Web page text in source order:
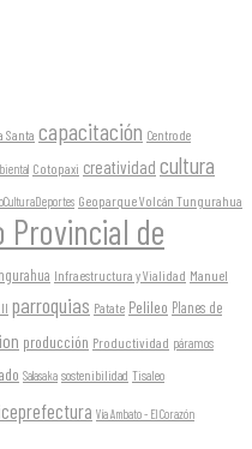
Santa capacitación Centro de
Cotopaxi creatividad cultura
Geoparque Volcán Tungurahua
Provincial de
Infraestructura y Vialidad Manuel
parroquias Patate Pelileo Planes de
producción Productividad páramos
Salasaka sostenibilidad Tisaleo
Vía Ambato - El Corazón